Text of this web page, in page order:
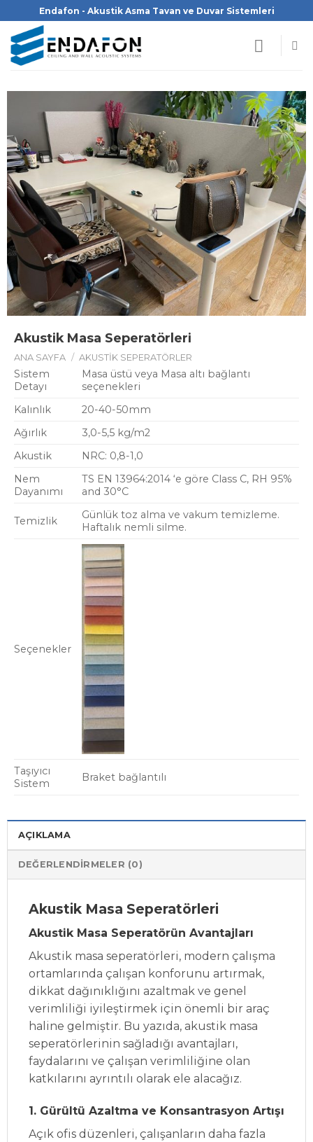
atla
Endafon - Akustik Asma Tavan ve Duvar Sistemleri
Akustik Masa Seperatörleri
ANA SAYFA / AKUSTIK SEPERATÖRLER
Sistem
Detayı
Masa üstü veya Masa altı bağlantı
seçenekleri
Kalınlık
20-40-50mm
Ağırlık
3,0-5,5 kg/m2
Akustik
NRC: 0,8-1,0
Nem
Dayanımı
TS EN 13964:2014 ‘e göre Class C, RH 95%
and 30°C
Temizlik
Günlük toz alma ve vakum temizleme.
Haftalık nemli silme.
Seçenekler
Taşıyıcı
Sistem
Braket bağlantılı
AÇIKLAMA
DEĞERLENDIRMELER (0)
Akustik Masa Seperatörleri
Akustik Masa Seperatörün Avantajları
Akustik masa seperatörleri, modern çalışma
ortamlarında çalışan konforunu artırmak,
dikkat dağınıklığını azaltmak ve genel
verimliliği iyileştirmek için önemli bir araç
haline gelmiştir. Bu yazıda, akustik masa
seperatörlerinin sağladığı avantajları,
faydalarını ve çalışan verimliliğine olan
katkılarını ayrıntılı olarak ele alacağız.
1. Gürültü Azaltma ve Konsantrasyon Artışı
Açık ofis düzenleri, çalışanların daha fazla